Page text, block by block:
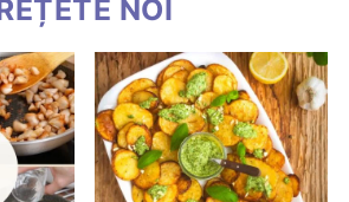
REȚETE NOI